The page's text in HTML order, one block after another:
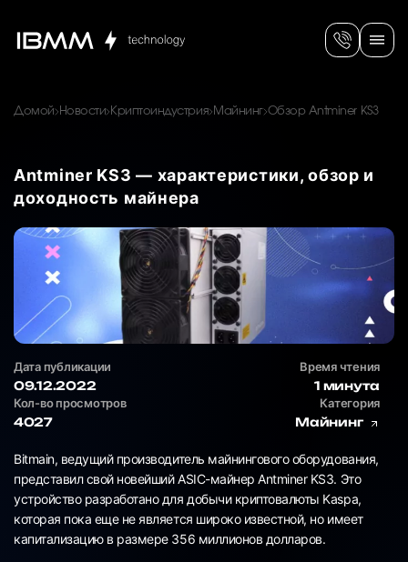
Домой Новости Криптоиндустрия Майнинг Обзор Antminer KS3
Antminer KS3 — характеристики, обзор и
доходность майнера
Дата публикации
09.12.2022
Время чтения
1 минута
Кол-во просмотров
4027
Категория
Майнинг
Bitmain, ведущий производитель майнингового оборудования,
представил свой новейший ASIC-майнер Antminer KS3. Это
устройство разработано для добычи криптовалюты Kaspa,
которая пока еще не является широко известной, но имеет
капитализацию в размере 356 миллионов долларов.